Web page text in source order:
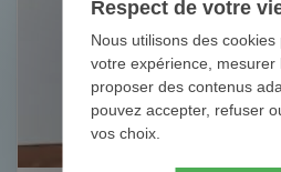
Respect de votre
Nous utilisons des
votre expérience, mesurer
proposer des contenus
pouvez accepter, refuser
vos choix.